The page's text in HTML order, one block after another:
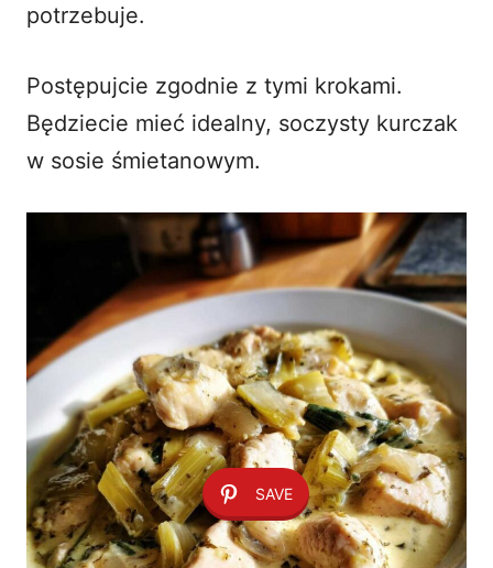
potrzebuje.
Postępujcie zgodnie z tymi krokami.
Będziecie mieć idealny, soczysty kurczak
w sosie śmietanowym.
SAVE